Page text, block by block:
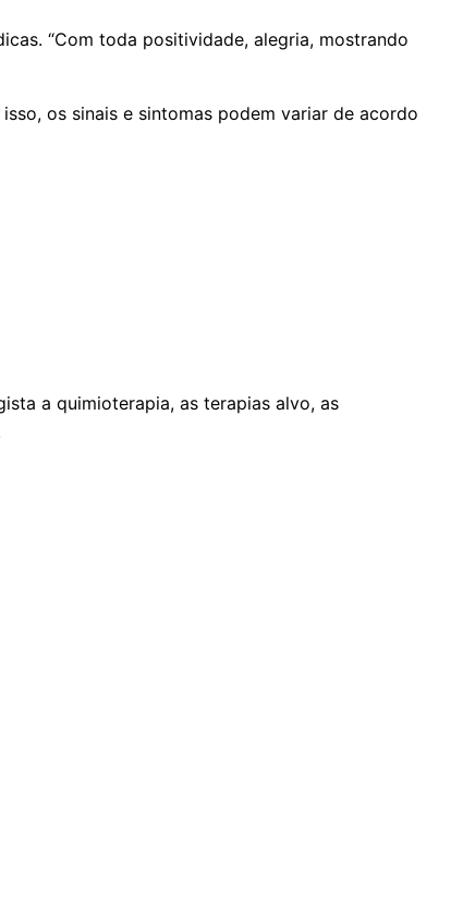
“Com toda positividade, alegria, mostrando
os sinais e sintomas podem variar de acordo
a quimioterapia, as terapias alvo, as